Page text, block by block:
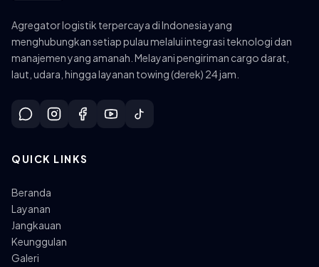
Agregator logistik terpercaya di Indonesia yang
menghubungkan setiap pulau melalui integrasi teknologi dan
manajemen yang amanah. Melayani pengiriman cargo darat,
laut, udara, hingga layanan towing (derek) 24 jam.
QUICK LINKS
Beranda
Layanan
Jangkauan
Keunggulan
Galeri